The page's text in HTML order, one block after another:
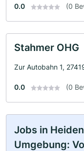
0.0 (0
Stahmer OHG
Zur Autobahn 1,
0.0 (0
Jobs in
Umgebung: